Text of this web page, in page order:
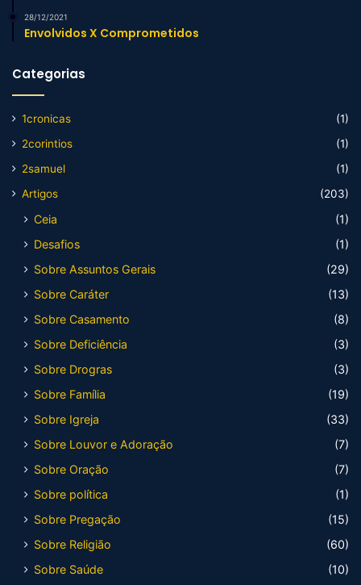
28/12/2021
Envolvidos X Comprometidos
Categorias
1cronicas
(1)
2corintios
(1)
2samuel
(1)
Artigos
(203)
Ceia
(1)
Desafios
(1)
Sobre Assuntos Gerais
(29)
Sobre Caráter
(13)
Sobre Casamento
(8)
Sobre Deficiência
(3)
Sobre Drogras
(3)
Sobre Família
(19)
Sobre Igreja
(33)
Sobre Louvor e Adoração
(7)
Sobre Oração
(7)
Sobre política
(1)
Sobre Pregação
(15)
Sobre Religião
(60)
Sobre Saúde
(10)